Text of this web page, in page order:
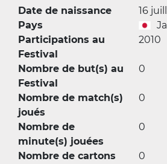
Date de naissance
16
Pays
Participations au
Festival
2010
Nombre de but(s) au
Festival
0
Nombre de match(s)
joués
0
Nombre de
minute(s) jouées
0
Nombre de cartons
0